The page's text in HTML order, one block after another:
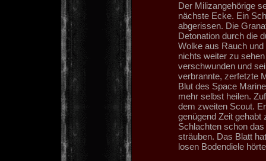
Der Milizangehörige
nächste Ecke. Ein
abgerissen. Die
Detonation durch die
Wolke aus Rauch
nichts weiter zu
verschwunden und
verbrannte, zerfetzte
Blut des Space
mehr selbst heilen.
dem zweiten Scout.
genügend Zeit gehabt
Schlachten schon
sträuben. Das Blatt
losen Bodendiele